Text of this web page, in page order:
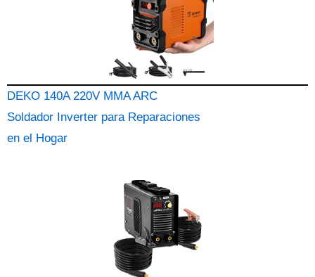
DEKO 140A 220V MMA ARC
Soldador Inverter para Reparaciones
en el Hogar